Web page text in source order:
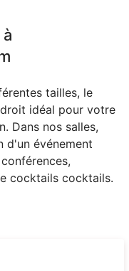
tailles, le
idéal pour votre
Dans nos salles,
d'un événement
cocktails cocktails.